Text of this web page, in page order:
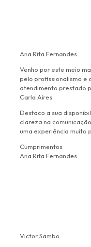
Ana Rita Fernandes
Venho por este meio
pelo profissionalismo e
atendimento prestado
Carla Aires.
Destaco a sua
clareza na
uma experiência muito
Cumprimentos
Ana Rita Fernandes
Victor Sambo